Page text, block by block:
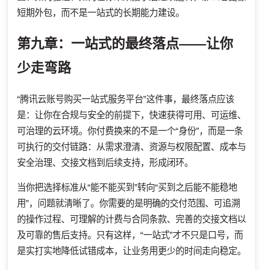
短期外包，而不是一站式的长期能力建设。
第九章：一站式的最终落点——让你
少走弯路
“腾讯云账号购买一站式服务平台”这件事，最终落点应该
是：让你在合规与安全的前提下，快速获得可用、可运维、
可治理的云环境。你付费换来的不是一个“身份”，而是一条
可执行的交付链路：从需求澄清、资源与权限配置、成本与
安全治理、交接文档到后续支持，形成闭环。
当你把选择标准从“能不能买到”转向“买到之后能不能稳地
用”，问题就清晰了。你需要的是明确的交付范围、可追溯
的操作过程、可理解的计费与合同条款、完善的交接文档以
及可靠的售后支持。只有这样，“一站式”才不只是口号，而
是实打实地降低试错成本，让业务用更少的时间走向稳定。